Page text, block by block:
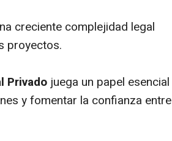
creciente complejidad legal
proyectos.
Privado juega un papel esencial
y fomentar la confianza entre